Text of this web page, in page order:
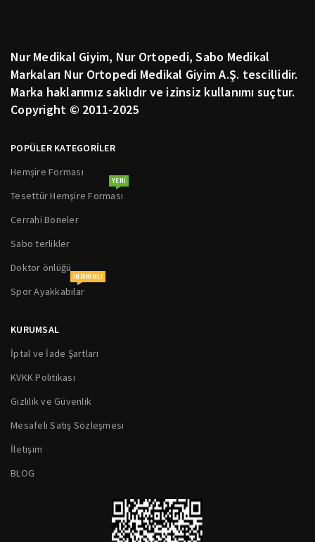
Nur Medikal Giyim, Nur Ortopedi, Sabo Medikal
Markaları Nur Ortopedi Medikal Giyim A.Ş. tescillidir.
Marka haklarımız saklıdır ve izinsiz kullanımı suçtur.
Copyright © 2011-2025
POPÜLER KATEGORİLER
Hemşire Forması
Tesettür Hemşire Forması
YENI
Cerrahi Boneler
Sabo terlikler
Doktor önlüğü
Spor Ayakkabılar
INDIRIMLI
KURUMSAL
İptal ve İade Şartları
KVKK Politikası
Gizlilik ve Güvenlik
Mesafeli Satış Sözleşmesi
İletişim
BLOG